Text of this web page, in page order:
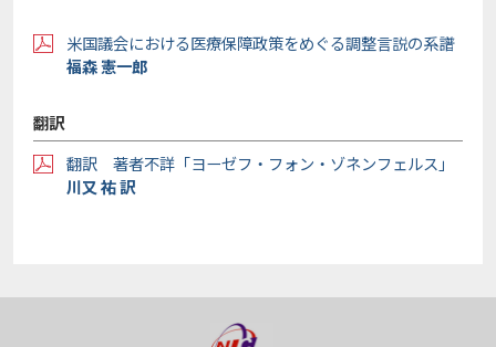
米国議会における医療保障政策をめぐる調整言説の系譜
福森 憲一郎
翻訳
翻訳 著者不詳「ヨーゼフ・フォン・ゾネンフェルス」
川又 祐 訳